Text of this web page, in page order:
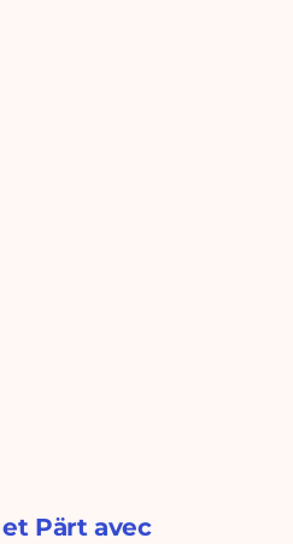
Pärt avec